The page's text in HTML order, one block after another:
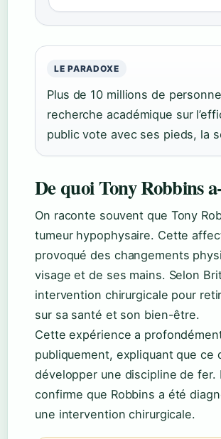
LE PARADOXE
Plus de 10 millions de
recherche académique sur
public vote avec ses pieds, la
De quoi Tony Robbins
On raconte souvent que Tony
tumeur hypophysaire. Cette
provoqué des changements
visage et de ses mains. Selon
intervention chirurgicale pour
sur sa santé et son bien-être.
Cette expérience a
publiquement, expliquant que ce
développer une discipline de fer.
confirme que Robbins a été
une intervention chirurgicale.